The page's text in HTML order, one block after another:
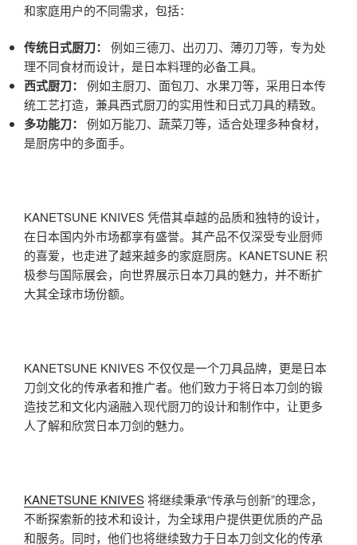
和家庭用户的不同需求，包括：
传统日式厨刀：
例如三德刀、出刃刀、薄刃刀等，专为处
理不同食材而设计，是日本料理的必备工具。
西式厨刀：
例如主厨刀、面包刀、水果刀等，采用日本传
统工艺打造，兼具西式厨刀的实用性和日式刀具的精致。
多功能刀：
例如万能刀、蔬菜刀等，适合处理多种食材，
是厨房中的多面手。
KANETSUNE KNIVES 凭借其卓越的品质和独特的设计，
在日本国内外市场都享有盛誉。其产品不仅深受专业厨师
的喜爱，也走进了越来越多的家庭厨房。KANETSUNE 积
极参与国际展会，向世界展示日本刀具的魅力，并不断扩
大其全球市场份额。
KANETSUNE KNIVES 不仅仅是一个刀具品牌，更是日本
刀剑文化的传承者和推广者。他们致力于将日本刀剑的锻
造技艺和文化内涵融入现代厨刀的设计和制作中，让更多
人了解和欣赏日本刀剑的魅力。
KANETSUNE KNIVES将继续秉承“传承与创新”的理念，
不断探索新的技术和设计，为全球用户提供更优质的产品
和服务。同时，他们也将继续致力于日本刀剑文化的传承